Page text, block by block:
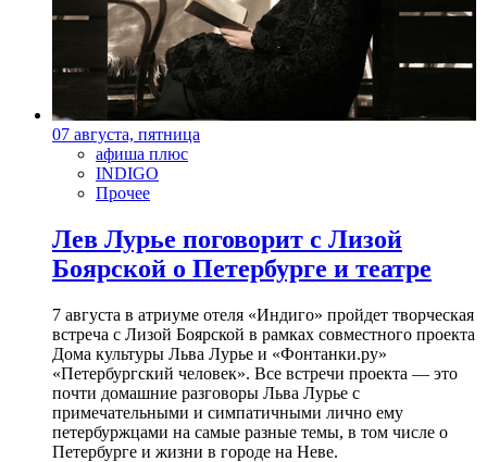
07 августа, пятница
афиша плюс
INDIGO
Прочее
Лев Лурье поговорит с Лизой
Боярской о Петербурге и театре
7 августа в атриуме отеля «Индиго» пройдет творческая
встреча с Лизой Боярской в рамках совместного проекта
Дома культуры Льва Лурье и «Фонтанки.ру»
«Петербургский человек». Все встречи проекта — это
почти домашние разговоры Льва Лурье с
примечательными и симпатичными лично ему
петербуржцами на самые разные темы, в том числе о
Петербурге и жизни в городе на Неве.